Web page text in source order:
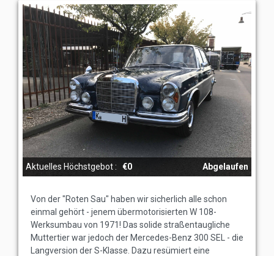
Aktuelles Höchstgebot : €0 Abgelaufen
Von der "Roten Sau" haben wir sicherlich alle schon
einmal gehört - jenem übermotorisierten W 108-
Werksumbau von 1971! Das solide straßentaugliche
Muttertier war jedoch der Mercedes-Benz 300 SEL - die
Langversion der S-Klasse. Dazu resümiert eine